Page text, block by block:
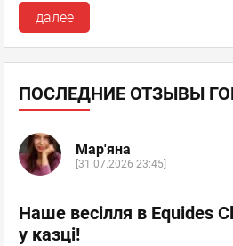
далее
ПОСЛЕДНИЕ ОТЗЫВЫ
Мар'яна
[31.07.2026 23:45]
Наше весілля в Equides
у казці!